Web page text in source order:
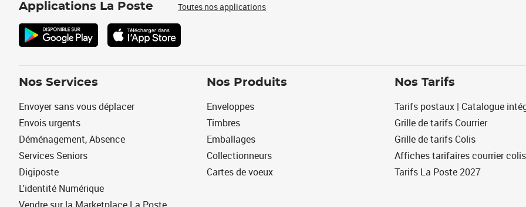
Applications La Poste Toutes nos applications
Nos Services
Envoyer sans vous déplacer
Envois urgents
Déménagement, Absence
Services Seniors
Digiposte
L'identité Numérique
Nos Produits
Enveloppes
Timbres
Emballages
Collectionneurs
Cartes de voeux
Nos Tarifs
Tarifs postaux | Catalogue
Grille de tarifs Courrier
Grille de tarifs Colis
Affiches tarifaires courrier colis
Tarifs La Poste 2027